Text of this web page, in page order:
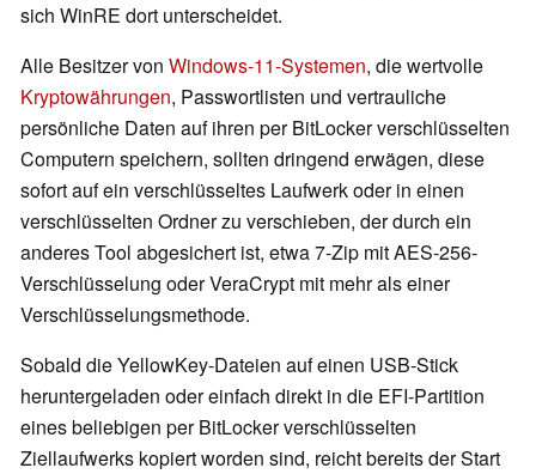
sich WinRE dort unterscheidet.
Alle Besitzer von Windows-11-Systemen, die wertvolle
Kryptowährungen, Passwortlisten und vertrauliche
persönliche Daten auf ihren per BitLocker verschlüsselten
Computern speichern, sollten dringend erwägen, diese
sofort auf ein verschlüsseltes Laufwerk oder in einen
verschlüsselten Ordner zu verschieben, der durch ein
anderes Tool abgesichert ist, etwa 7-Zip mit AES-256-
Verschlüsselung oder VeraCrypt mit mehr als einer
Verschlüsselungsmethode.
Sobald die YellowKey-Dateien auf einen USB-Stick
heruntergeladen oder einfach direkt in die EFI-Partition
eines beliebigen per BitLocker verschlüsselten
Ziellaufwerks kopiert worden sind, reicht bereits der Start